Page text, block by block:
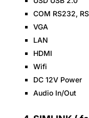
COM RS232,
VGA
LAN
HDMI
Wifi
DC 12V Power
Audio In/Out